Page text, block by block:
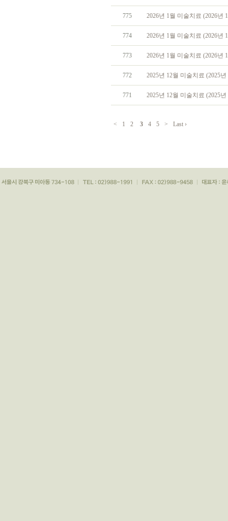
775 2026년 1월 미술치료 (2026년
774 2026년 1월 미술치료 (2026년
773 2026년 1월 미술치료 (2026년
772 2025년 12월 미술치료 (2025년
771 2025년 12월 미술치료 (2025년
< 1 2 3 4 5 > Last ›